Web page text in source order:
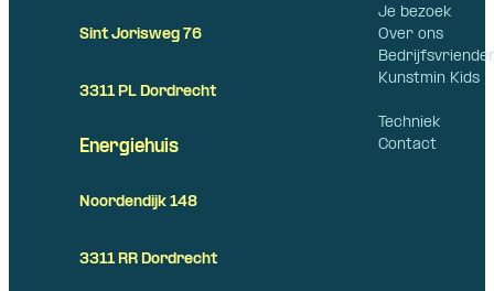
Je bezoek
Over ons
Kunstmin Kids
Techniek
Contact
Sint Jorisweg 76
3311 PL Dordrecht
Energiehuis
Noordendijk 148
3311 RR Dordrecht